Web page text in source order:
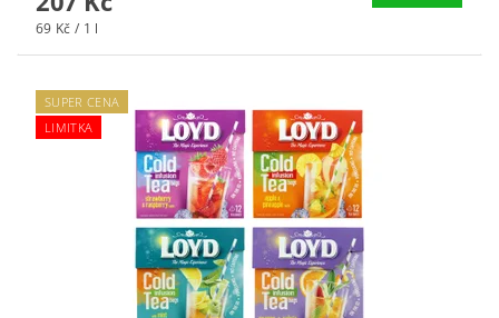
69 Kč / 1 l
SUPER CENA
LIMITKA